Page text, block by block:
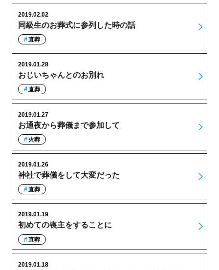
同級生のお葬式に参列した時の話
2019.02.02
直葬
おじいちゃんとのお別れ
2019.01.28
直葬
お通夜から葬儀まで参加して
2019.01.27
火葬
神社で葬儀をして大変だった
2019.01.26
直葬
初めての喪主をすることに
2019.01.19
直葬
2019.01.18